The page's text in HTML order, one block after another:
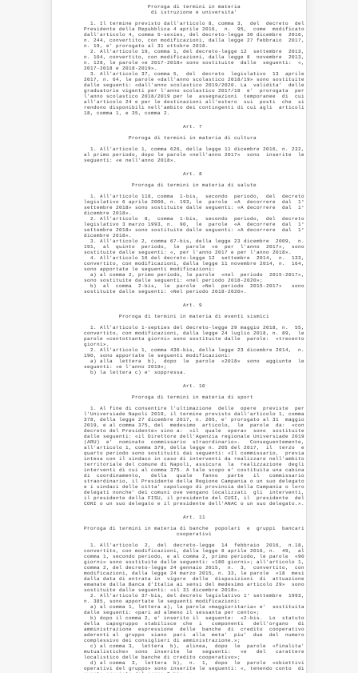
                    Proroga di termini in materia
                     di istruzione e universita'
  1. Il termine previsto dall'articolo 8, comma 3,  del  decreto  del
Presidente della Repubblica 4 aprile 2016,  n.  95,  come  modificato
dall'articolo 4, comma 5-sexies, del decreto-legge 30 dicembre  2016,
n. 244, convertito, con modificazioni, dalla legge 27 febbraio  2017,
n. 19, e' prorogato al 31 ottobre 2018.
  2. All'articolo 19, comma 1, del decreto-legge 12  settembre  2013,
n. 104, convertito, con modificazioni, dalla legge 8  novembre  2013,
n. 128, le parole «e 2017-2018» sono sostituite  dalle  seguenti:  «,
2017-2018 e 2018-2019».
  3. All'articolo 37, comma 5,  del  decreto  legislativo  13  aprile
2017, n. 64, le parole «dall'anno scolastico 2018/19» sono sostituite
dalle seguenti: «dall'anno scolastico 2019/2020. La  validita'  delle
graduatorie vigenti per l'anno scolastico 2017/18  e'  prorogata  per
l'anno scolastico 2018/2019 per le  assegnazioni  temporanee  di  cui
all'articolo 24 e per le destinazioni all'estero  sui  posti  che  si
rendono disponibili nell'ambito dei contingenti di cui agli  articoli
                               Art. 7
              Proroga di termini in materia di cultura
  1. All'articolo 1, comma 626, della legge 11 dicembre 2016, n. 232,
al primo periodo, dopo le parole «nell'anno 2017»  sono  inserite  le
                               Art. 8
               Proroga di termini in materia di salute
  1. All'articolo 118, comma  1-bis,  secondo  periodo,  del  decreto
legislativo 6 aprile 2006, n. 193, le  parole  «A  decorrere  dal  1°
settembre 2018» sono sostituite dalle seguenti: «A decorrere  dal  1°
dicembre 2018».
  2. All'articolo  8,  comma  1-bis,  secondo  periodo,  del  decreto
legislativo 3 marzo 1993, n.  90,  le  parole  «A  decorrere  dal  1°
settembre 2018» sono sostituite dalle seguenti: «A decorrere  dal  1°
dicembre 2018».
  3. All'articolo 2, comma 67-bis, della legge 23 dicembre  2009,  n.
191,  al  quinto  periodo,  le  parole  «e  per  l'anno  2017»,  sono
sostituite dalle seguenti: «, per l'anno 2017 e per l'anno 2018».
  4. All'articolo 16 del decreto-legge 12  settembre  2014,  n.  133,
convertito, con modificazioni, dalla legge 11 novembre 2014, n.  164,
sono apportate le seguenti modificazioni:
  a) al comma 2, primo periodo, le parole  «nel  periodo  2015-2017»,
sono sostituite dalle seguenti: «nel periodo 2018-2020»;
  b)  al  comma  2-bis,  le  parole  «Nel  periodo  2015-2017»   sono
                               Art. 9
           Proroga di termini in materia di eventi sismici
  1. All'articolo 1-septies del decreto-legge 29 maggio 2018, n.  55,
convertito, con modificazioni, dalla legge 24 luglio 2018, n. 89,  le
parole «centottanta giorni» sono sostituite dalle  parole:  «trecento
giorni».
  2. All'articolo 1, comma 436-bis, della legge 23 dicembre 2014,  n.
190, sono apportate le seguenti modificazioni:
  a) alla  lettera  b),  dopo  le  parole  «2018»  sono  aggiunte  le
seguenti: «e l'anno 2019»;
                               Art. 10
               Proroga di termini in materia di sport
  1. Al fine di consentire l'ultimazione  delle  opere  previste  per
l'Universiade Napoli 2019, il termine previsto dall'articolo 1, comma
378, della legge 27 dicembre 2017, n. 205, e' prorogato al 31  maggio
2019, e al comma 375, del  medesimo  articolo,  le  parole  da:  «con
decreto del Presidente» sino a:  «il  quale  opera»  sono  sostituite
dalle seguenti: «il Direttore dell'Agenzia regionale Universiade 2019
(ARU)  e'  nominato  commissario  straordinario».   Conseguentemente,
all'articolo 1, comma 379, della legge n. 205 del 2017,  il  terzo  e
quarto periodo sono sostituiti dai seguenti: «Il commissario,  previa
intesa con il sindaco in caso di interventi da realizzare nell'ambito
territoriale del comune di Napoli, assicura  la  realizzazione  degli
interventi di cui al comma 375. A tale scopo e' costituita una cabina
di  coordinamento,   della   quale   fanno   parte   il   commissario
straordinario, il Presidente della Regione Campania o un suo delegato
e i sindaci delle citta' capoluogo di provincia della Campania o loro
delegati nonche' dei comuni ove vengano localizzati  gli  interventi,
il presidente della FISU, il presidente del CUSI, il  presidente  del
                               Art. 11
Proroga di termini in materia di banche  popolari  e  gruppi  bancari
                             cooperativi
  1. All'articolo  2,  del  decreto-legge  14  febbraio  2016,  n.18,
convertito, con modificazioni, dalla legge 8 aprile 2016, n.  49,  al
comma 1, secondo periodo, e al comma 2, primo periodo, le parole  «90
giorni» sono sostituite dalle seguenti: «180 giorni»; all'articolo 1,
comma 2, del decreto-legge 24 gennaio 2015,  n.  3,  convertito,  con
modificazioni, dalla legge 24 marzo 2015, n. 33, le parole  «18  mesi
dalla data di entrata in  vigore  delle  disposizioni  di  attuazione
emanate dalla Banca d'Italia ai sensi del medesimo articolo 29»  sono
sostituite dalle seguenti: «il 31 dicembre 2018».
  2. All'articolo 37-bis, del decreto legislativo 1° settembre  1993,
n. 385, sono apportate le seguenti modificazioni:
  a) al comma 1, lettera a), la parola «maggioritaria» e'  sostituita
dalle seguenti: «pari ad almeno il sessanta per cento»;
  b) dopo il comma 2, e' inserito il  seguente:  «2-bis.  Lo  statuto
della  capogruppo  stabilisce  che  i   componenti   dell'organo   di
amministrazione  espressione  delle  banche  di  credito  cooperativo
aderenti al  gruppo  siano  pari  alla  meta'  piu'  due  del  numero
complessivo dei consiglieri di amministrazione.»;
  c) al comma 3,  lettera  b),  alinea,  dopo  le  parole  «finalita'
mutualistiche»  sono  inserite  le   seguenti:   «e   del   carattere
localistico delle banche di credito cooperativo»;
  d) al comma  3,  lettera  b),  n.  1,  dopo  le  parole  «obiettivi
operativi del gruppo» sono inserite le seguenti: «, tenendo conto  di